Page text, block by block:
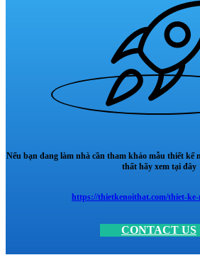
Nếu bạn đang làm nhà cần tham khảo mẫu thiết kế
thất hãy xem tại đây
https://thietkenoithat.com/thiet-
CONTACT US